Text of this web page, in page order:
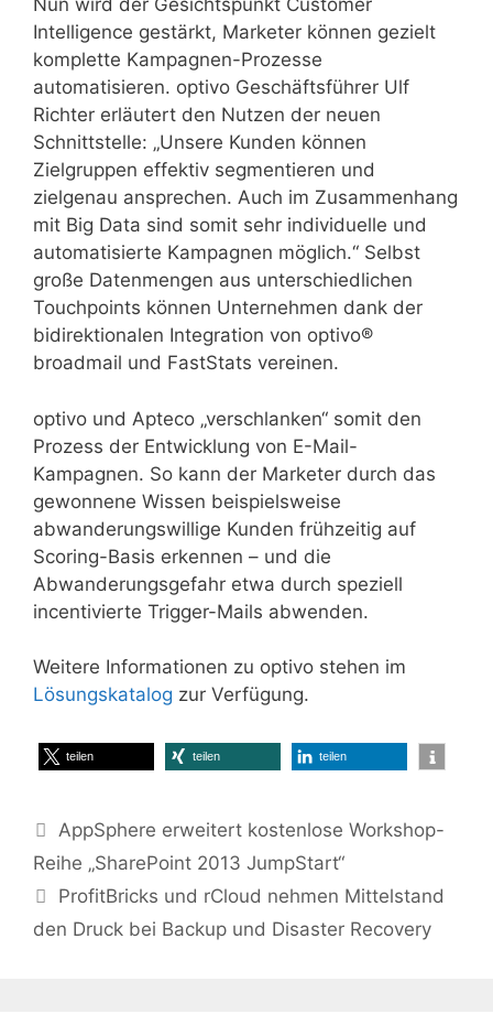
Nun wird der Gesichtspunkt Customer
Intelligence gestärkt, Marketer können gezielt
komplette Kampagnen-Prozesse
automatisieren. optivo Geschäftsführer Ulf
Richter erläutert den Nutzen der neuen
Schnittstelle: „Unsere Kunden können
Zielgruppen effektiv segmentieren und
zielgenau ansprechen. Auch im Zusammenhang
mit Big Data sind somit sehr individuelle und
automatisierte Kampagnen möglich.“ Selbst
große Datenmengen aus unterschiedlichen
Touchpoints können Unternehmen dank der
bidirektionalen Integration von optivo®
broadmail und FastStats vereinen.
optivo und Apteco „verschlanken“ somit den
Prozess der Entwicklung von E-Mail-
Kampagnen. So kann der Marketer durch das
gewonnene Wissen beispielsweise
abwanderungswillige Kunden frühzeitig auf
Scoring-Basis erkennen – und die
Abwanderungsgefahr etwa durch speziell
incentivierte Trigger-Mails abwenden.
Weitere Informationen zu optivo stehen im
Lösungskatalog zur Verfügung.
teilen teilen teilen
AppSphere erweitert kostenlose Workshop-
Reihe „SharePoint 2013 JumpStart“
ProfitBricks und rCloud nehmen Mittelstand
den Druck bei Backup und Disaster Recovery